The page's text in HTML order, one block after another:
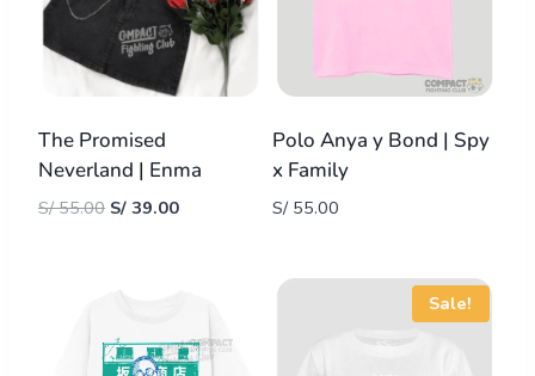
The Promised
Neverland | Enma
S/55.00 S/ 39.00
Polo Anya y Bond | Spy
x Family
S/55.00
Sale!